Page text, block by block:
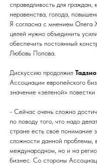
справедливость для граждан,
неравенства, голода,
Я согласна с мнением Олега
целей нужно объединить
обеспечить постоянный
Любовь Попова.
Дискуссию продолжил
Ассоциации европейского
значение «зеленой»
- Сейчас очень сложно
по поводу того, что надо
стране есть свое понимание
сложности данной проблемы,
международном, но и на
бизнес. Со стороны